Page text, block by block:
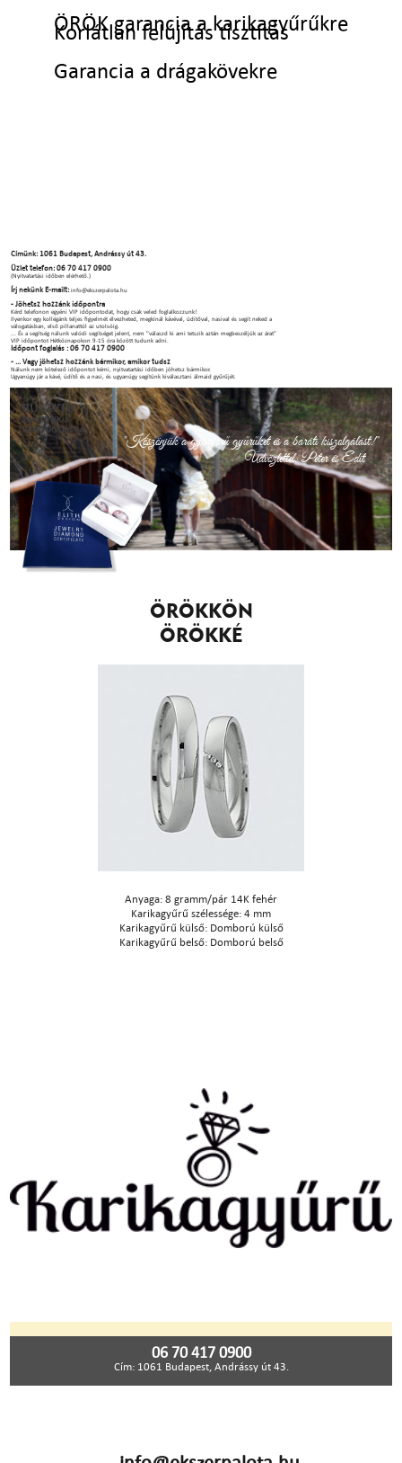
Korlátlan felújítás tisztítás
ÖRÖK garancia a karikagyűrűkre
Garancia a drágakövekre
Címünk: 1061 Budapest, Andrássy út 43.
Üzlet telefon: 06 70 417 0900
(Nyitvatartási időben elérhető.)
Írj nekünk E-mailt:info@ekszerpalota.hu
- Jöhetsz hozzánk időpontra
Kérd telefonon egyéni VIP időpontodat, hogy csak veled foglalkozzunk!
Ilyenkor egy kollégánk teljes figyelmét élvezheted, megkínál kávéval, üdítőval, nasival és segít neked a
válogatásban, első pillanattól az utolsóig.
... És a segítség nálunk valódi segítséget jelent, nem "válaszd ki ami tetszik aztán megbeszéljük az árat"
VIP időpontot Hétköznapokon 9-15 óra között tudunk adni.
Időpont foglalás : 06 70 417 0900
- ... Vagy jöhetsz hozzánk bármikor, amikor tudsz
Nálunk nem kötelező időpontot kérni, nyitvatartási időben jöhetsz bármikor.
Ugyanúgy jár a kávé, üdítő és a nasi, és ugyanúgy segítünk kiválasztani álmaid gyűrűjét.
BÜSZKÉK
VAGYUNK A
BOLDOGSÁGRA.
"Köszönjük a gyönyörű gyűrűket és a baráti kiszolgálást!"
Üdvözlettel: Péter és Edit
ÖRÖKKÖN
ÖRÖKKÉ
Anyaga: 8 gramm/pár 14K fehér
Karikagyűrű szélessége: 4 mm
Karikagyűrű külső: Domború külső
Karikagyűrű belső: Domború belső
06 70 417 0900
Cím: 1061 Budapest, Andrássy út 43.